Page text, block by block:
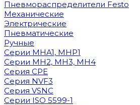
Пневмораспределители Festo
Механические
Электрические
Пневматические
Ручные
Cерии MHA1, MHP1
Cерии MH2, MH3, MH4
Cерия CPE
Серия NVF3
Серия VSNC
Серии ISO 5599-1